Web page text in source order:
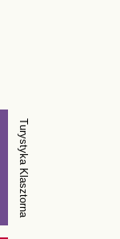
Turystyka Klasztorna